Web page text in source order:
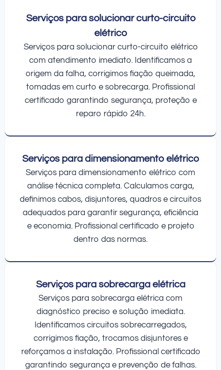
Serviços para solucionar curto-circuito
elétrico
Serviços para solucionar curto-circuito elétrico
com atendimento imediato. Identificamos a
origem da falha, corrigimos fiação queimada,
tomadas em curto e sobrecarga. Profissional
certificado garantindo segurança, proteção e
reparo rápido 24h.
Serviços para dimensionamento elétrico
Serviços para dimensionamento elétrico com
análise técnica completa. Calculamos carga,
definimos cabos, disjuntores, quadros e circuitos
adequados para garantir segurança, eficiência
e economia. Profissional certificado e projeto
dentro das normas.
Serviços para sobrecarga elétrica
Serviços para sobrecarga elétrica com
diagnóstico preciso e solução imediata.
Identificamos circuitos sobrecarregados,
corrigimos fiação, trocamos disjuntores e
reforçamos a instalação. Profissional certificado
garantindo segurança e prevenção de falhas.